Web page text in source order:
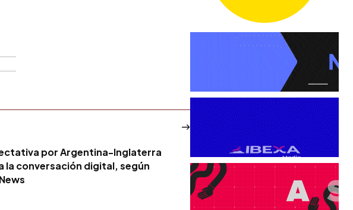
por Argentina-Inglaterra
la conversación digital, según